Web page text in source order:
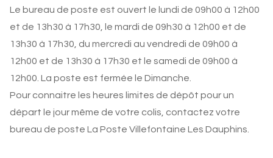
Le bureau de poste est ouvert le lundi de 09h00 à 12h00
et de 13h30 à 17h30, le mardi de 09h30 à 12h00 et de
13h30 à 17h30, du mercredi au vendredi de 09h00 à
12h00 et de 13h30 à 17h30 et le samedi de 09h00 à
12h00. La poste est fermée le Dimanche.
Pour connaitre les heures limites de dépôt pour un
départ le jour même de votre colis, contactez votre
bureau de poste La Poste Villefontaine Les Dauphins.